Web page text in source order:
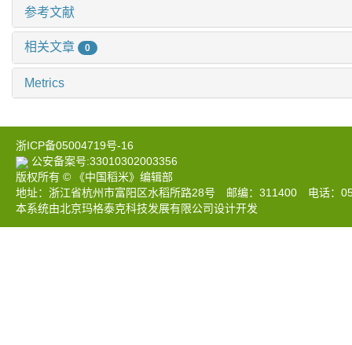
参考文献
相关文章 0
Metrics
浙ICP备05004719号-16
公安备案号:33010302003356
版权所有 © 《中国稻米》编辑部
地址：浙江省杭州市富阳区水稻所路28号 邮编：311400 电话：
本系统由北京玛格泰克科技发展有限公司设计开发